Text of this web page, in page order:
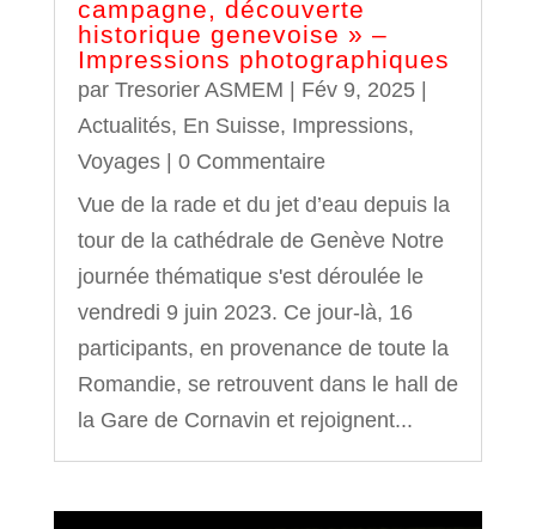
campagne, découverte
historique genevoise » –
Impressions photographiques
par Tresorier ASMEM | Fév 9, 2025|
Actualités, En Suisse, Impressions,
Voyages| 0 Commentaire
Vue de la rade et du jet d’eau depuis la
tour de la cathédrale de Genève Notre
journée thématique s'est déroulée le
vendredi 9 juin 2023. Ce jour-là, 16
participants, en provenance de toute la
Romandie, se retrouvent dans le hall de
la Gare de Cornavin et rejoignent...